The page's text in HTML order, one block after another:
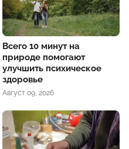
Всего 10 минут на
природе помогают
улучшить психическое
здоровье
Август 09, 2026